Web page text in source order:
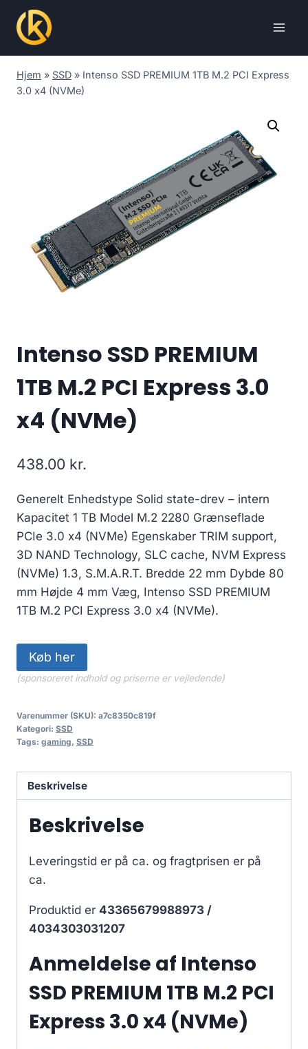
content
Hjem » SSD » Intenso SSD PREMIUM 1TB M.2 PCI Express
3.0 x4 (NVMe)
Intenso SSD PREMIUM
1TB M.2 PCI Express 3.0
x4 (NVMe)
438.00 kr.
Generelt Enhedstype Solid state-drev – intern
Kapacitet 1 TB Model M.2 2280 Grænseflade
PCIe 3.0 x4 (NVMe) Egenskaber TRIM support,
3D NAND Technology, SLC cache, NVM Express
(NVMe) 1.3, S.M.A.R.T. Bredde 22 mm Dybde 80
mm Højde 4 mm Væg, Intenso SSD PREMIUM
1TB M.2 PCI Express 3.0 x4 (NVMe).
Køb her
(sponsoreret indhold og priserne er vejledende)
Varenummer (SKU): a7c8350c819f
Kategori: SSD
Tags: gaming, SSD
Beskrivelse
Beskrivelse
Leveringstid er på ca. og fragtprisen er på
ca.
Produktid er 43365679988973 /
4034303031207
Anmeldelse af Intenso
SSD PREMIUM 1TB M.2 PCI
Express 3.0 x4 (NVMe)